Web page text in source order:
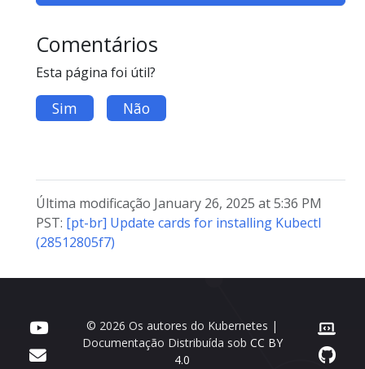
Comentários
Esta página foi útil?
Sim Não
Última modificação January 26, 2025 at 5:36 PM
PST: [pt-br] Update cards for installing Kubectl
(28512805f7)
© 2026 Os autores do Kubernetes |
Documentação Distribuída sob CC BY
4.0